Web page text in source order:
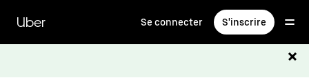
contenu
principal
Uber Se connecter S'inscrire